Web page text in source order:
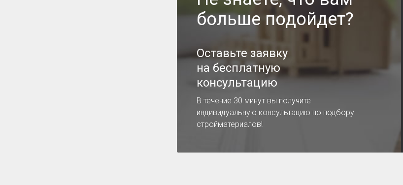
больше подойдет?
Оставьте заявку
на бесплатную
консультацию
В течение 30 минут вы получите
индивидуальную консультацию по подбору
стройматериалов!